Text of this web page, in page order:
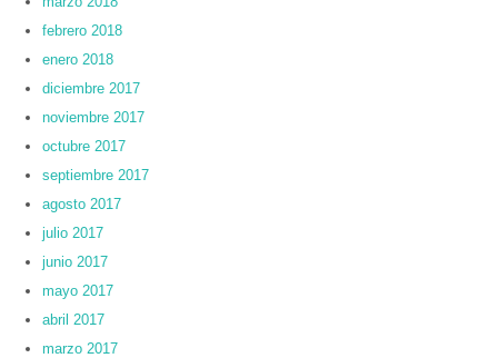
febrero 2018
enero 2018
diciembre 2017
noviembre 2017
octubre 2017
septiembre 2017
agosto 2017
julio 2017
junio 2017
mayo 2017
abril 2017
marzo 2017